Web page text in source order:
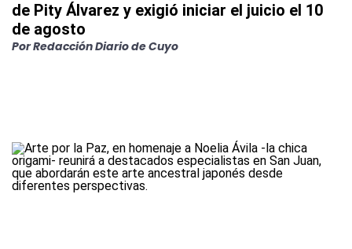
de Pity Álvarez y exigió iniciar el juicio el 10
de agosto
PorRedacción Diario de Cuyo